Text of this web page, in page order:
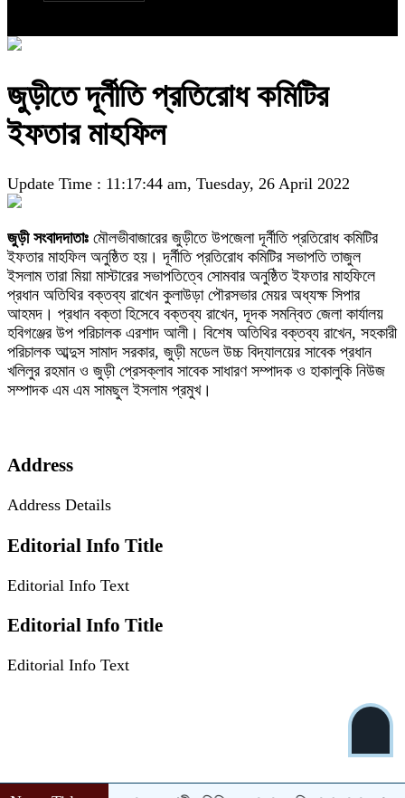
জুড়ীতে দূর্নীতি প্রতিরোধ কমিটির
ইফতার মাহফিল
Update Time : 11:17:44 am, Tuesday, 26 April 2022
জুড়ী সংবাদদাতাঃ মৌলভীবাজারের জুড়ীতে উপজেলা দূর্নীতি প্রতিরোধ কমিটির
ইফতার মাহফিল অনুষ্ঠিত হয়। দূর্নীতি প্রতিরোধ কমিটির সভাপতি তাজুল
ইসলাম তারা মিয়া মাস্টারের সভাপতিত্বে সোমবার অনুষ্ঠিত ইফতার মাহফিলে
প্রধান অতিথির বক্তব্য রাখেন কুলাউড়া পৌরসভার মেয়র অধ্যক্ষ সিপার
আহমদ। প্রধান বক্তা হিসেবে বক্তব্য রাখেন, দূদক সমন্বিত জেলা কার্যালয়
হবিগঞ্জের উপ পরিচালক এরশাদ আলী। বিশেষ অতিথির বক্তব্য রাখেন, সহকারী
পরিচালক আব্দুস সামাদ সরকার, জুড়ী মডেল উচ্চ বিদ্যালয়ের সাবেক প্রধান
খলিলুর রহমান ও জুড়ী প্রেসক্লাব সাবেক সাধারণ সম্পাদক ও হাকালুকি নিউজ
সম্পাদক এম এম সামছুল ইসলাম প্রমুখ।
Address
Address Details
Editorial Info Title
Editorial Info Text
Editorial Info Title
Editorial Info Text